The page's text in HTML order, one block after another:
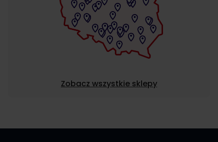
Zobacz wszystkie sklepy